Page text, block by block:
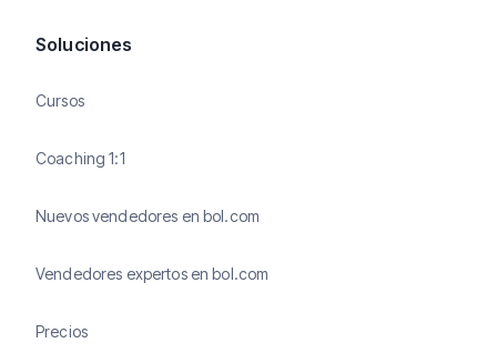
Soluciones
Cursos
Coaching 1:1
Nuevos vendedores en bol.com
Vendedores expertos en bol.com
Precios